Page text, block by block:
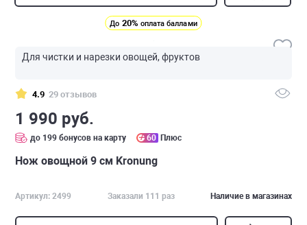
До 20% оплата баллами
Для чистки и нарезки овощей, фруктов
4.9 29 отзывов
1 990 руб.
до 199 бонусов на карту 60 Плюс
Нож овощной 9 см Kronung
Артикул: 2499 Заказали 111 раз Наличие в магазинах